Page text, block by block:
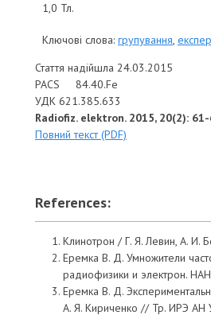
1,0 Тл.
Ключові слова: групування,
Стаття надійшла 24.03.2015
PACS 84.40.Fe
УДК 621.385.633
Radiofiz. elektron. 2015, 20(2):
Повний текст (PDF)
References:
Клинотрон / Г. Я. Левин, А. И.
Еремка В. Д. Умножители
радиофизики и электрон.
Еремка В. Д.
А. Я. Кириченко // Тр. ИРЭ АН